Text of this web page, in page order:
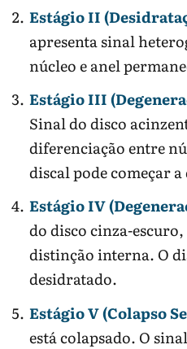
Estágio II
apresenta sinal
núcleo e anel
Estágio III
Sinal do disco
diferenciação entre
discal pode começar
Estágio IV
do disco cinza-
distinção interna. O
desidratado.
Estágio V (Colapso
está colapsado. O